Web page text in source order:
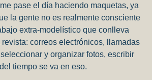
pase el día haciendo maquetas, ya
la gente no es realmente consciente
extra-modelístico que conlleva
correos electrónicos, llamadas
y organizar fotos, escribir
tiempo se va en eso.